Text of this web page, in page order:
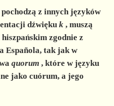
z innych języków
dźwięku k, muszą
zgodnie z
Española, tak jak w
quorum, które w języku
jako cuórum, a jego